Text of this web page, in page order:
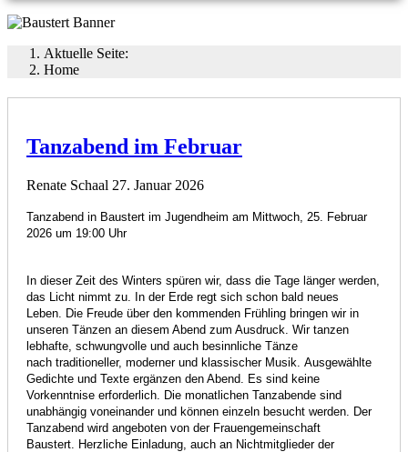
Aktuelle Seite:
Home
Tanzabend im Februar
Renate Schaal 27. Januar 2026
Tanzabend in Baustert im Jugendheim am Mittwoch, 25. Februar
2026 um 19:00 Uhr
In dieser Zeit des Winters spüren wir, dass die Tage länger werden,
das Licht nimmt zu.
In der Erde regt sich schon bald neues
Leben.
Die Freude über den kommenden Frühling bringen wir in
unseren Tänzen an diesem Abend zum Ausdruck. Wir tanzen
lebhafte, schwungvolle und auch besinnliche Tänze
nach traditioneller, moderner und klassischer Musik. Ausgewählte
Gedichte und Texte ergänzen den Abend.
Es sind keine
Vorkenntnise erforderlich.
Die monatlichen Tanzabende sind
unabhängig voneinander und können einzeln besucht werden.
Der
Tanzabend wird angeboten von der Frauengemeinschaft
Baustert.
Herzliche Einladung, auch an Nichtmitglieder der